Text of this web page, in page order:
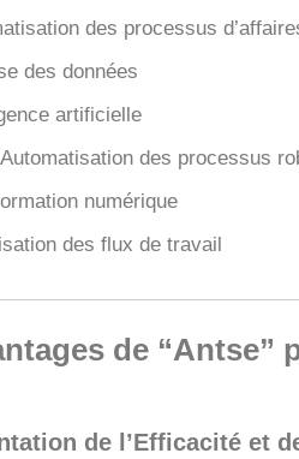
des processus
des données
artificielle
des processus
numérique
des flux de travail
de “Antse”
de l’Efficacité et